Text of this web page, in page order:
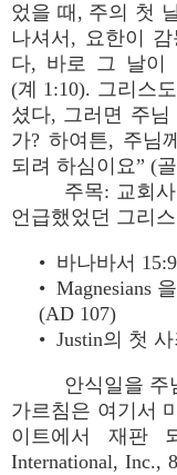
었을 때, 주의 첫
나셔서, 요한이
다, 바로 그 날이
(계 1:10). 그리스
셨다, 그러면 주
가? 하여튼, 주님
되려 하심이요” (
주목: 교회
언급했었던 그리
• 바나바서
• Magnesians
(AD 107)
• Justin의 첫
안식일을 주
가르침은 여기서
이트에서 재판
International, Inc.,